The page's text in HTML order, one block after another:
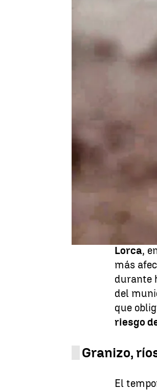
La
litoral
Lorca,
más
durante
del
que
riesgo
Granizo,
El